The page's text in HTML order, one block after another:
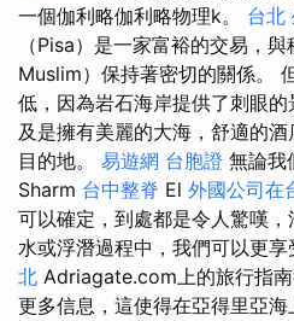
一個伽利略伽利略物理k。 台北
（Pisa）是一家富裕的交易，
Muslim）保持著密切的關係。
低，因為岩石海岸提供了刺眼的
及是擁有美麗的大海，舒適的
目的地。 易遊網 台胞證 無論我
Sharm 台中整脊 El 外國公司在
可以確定，到處都是令人驚嘆，
水或浮潛過程中，我們可以更享
北 Adriagate.com上的旅行指
更多信息，這使得在亞得里亞